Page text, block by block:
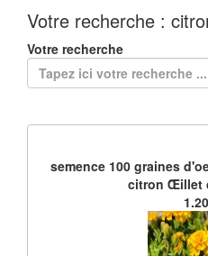
Votre recherche :
Votre recherche
semence 100 graines
citron Œillet